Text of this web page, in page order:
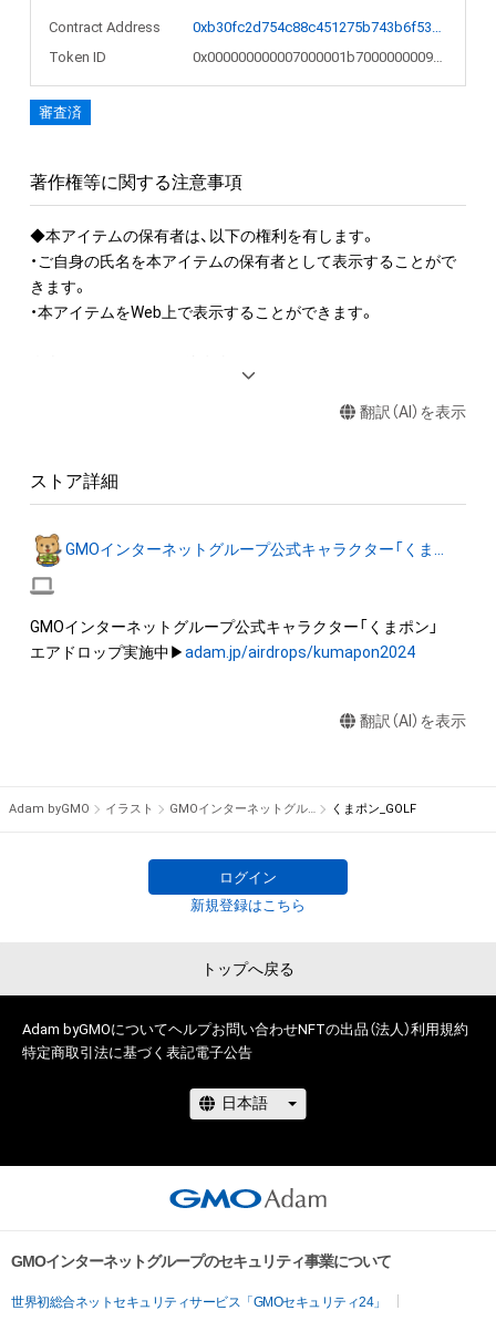
Contract Address
0xb30fc2d754c88c451275b743b6f530f19f643683
Token ID
0x000000000007000001b700000000974d
審査済
著作権等に関する注意事項
◆本アイテムの保有者は、以下の権利を有します。
・ご自身の氏名を本アイテムの保有者として表示することがで
きます。
・本アイテムをWeb上で表示することができます。
・本アイテムを印刷し公衆に向けて展示、販売、譲渡、貸与、頒布
・本アイテムに関する創作物（画像および映像、音楽、商標または
産権（著作権、特許権、実用新案権、商標権、意匠権その他の知的
財産権（それらの権利を取得し、又はそれらの権利につき登録等
を出願する権利を含みます。）を意味します。）は、本アイテムの
作成者または第三者のライセンス保有者によって保護されてい
ます。そのため、本アイテムを保有していたとしても、本アイテ
・本アイテムの作成者または第三者のライセンス保有者からの
成者または第三者のライセンス保有者が不適切であると判断し
た場合、利用をお断りさせていただきます。
因で発生したものであっても、本アイテムの作成者または第三
者のライセンス保有者は、何らの法的責任も負わないものとし
ます。
・上記で定める規定に違反した場合、作成者に生じた損害を保有
翻訳（AI）を表示
ストア詳細
GMOインターネットグループ公式キャラクター「くまポン」
エアドロップ実施中▶adam.jp/airdrops/kumapon2024
翻訳（AI）を表示
Adam byGMO イラスト GMOインターネットグループ公式キャラクター「くまポン」 くまポン_GOLF
ログイン
新規登録はこちら
トップへ戻る
Adam byGMOについてヘルプお問い合わせNFTの出品（法人）利用規約
特定商取引法に基づく表記電子公告
GMOインターネットグループのセキュリティ事業について
世界初総合ネットセキュリティサービス「GMOセキュリティ24」